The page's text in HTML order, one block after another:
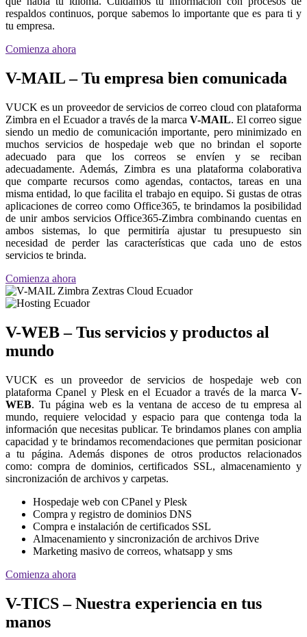
respaldos continuos, porque sabemos lo importante que es para ti y
tu empresa.
Comienza ahora
V-MAIL – Tu empresa bien comunicada
VUCK es un proveedor de servicios de correo cloud con plataforma
Zimbra en el Ecuador a través de la marca V-MAIL. El correo sigue
siendo un medio de comunicación importante, pero minimizado en
muchos servicios de hospedaje web que no brindan el soporte
adecuado para que los correos se envíen y se reciban
adecuadamente. Además, Zimbra es una plataforma colaborativa
que comparte recursos como agendas, contactos, tareas en una
misma entidad, lo que facilita el trabajo en equipo. Si gustas de otras
aplicaciones de correo como Office365, te brindamos la posibilidad
de unir ambos servicios Office365-Zimbra combinando cuentas en
ambos sistemas, lo que permitiría ajustar tu presupuesto sin
necesidad de perder las características que cada uno de estos
servicios te brinda.
Comienza ahora
V-WEB – Tus servicios y productos al
mundo
VUCK es un proveedor de servicios de hospedaje web con
plataforma Cpanel y Plesk en el Ecuador a través de la marca V-
WEB. Tu página web es la ventana de acceso de tu empresa al
mundo, requiere velocidad y espacio para que contenga toda la
información que necesitas publicar. Te brindamos planes con amplia
capacidad y te brindamos recomendaciones que permitan posicionar
a tu página. Además dispones de otros productos relacionados
como: compra de dominios, certificados SSL, almacenamiento y
sincronización de archivos y carpetas.
Hospedaje web con CPanel y Plesk
Compra y registro de dominios DNS
Compra e instalación de certificados SSL
Almacenamiento y sincronización de archivos Drive
Marketing masivo de correos, whatsapp y sms
Comienza ahora
V-TICS – Nuestra experiencia en tus
manos